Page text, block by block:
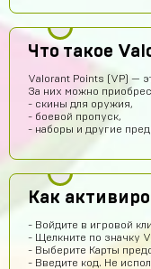
Что такое
Valorant Points (VP) —
За них можно
- скины для оружия,
- боевой пропуск,
- наборы и другие
Как
- Войдите в игровой
- Щелкните по значку
- Выберите Карты
- Введите код. Не
тут точно не
Абукар Хамхоев
Top
Игорь Богданович
Збс, не
Vladislav Vporyade
норм сайт
somftdcrew